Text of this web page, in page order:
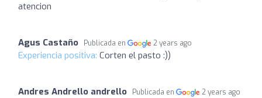
atencion
Agus Castaño Publicada en 2 years ago
Experiencia positiva: Corten el pasto :))
Andres Andrello andrello Publicada en 2 years ago